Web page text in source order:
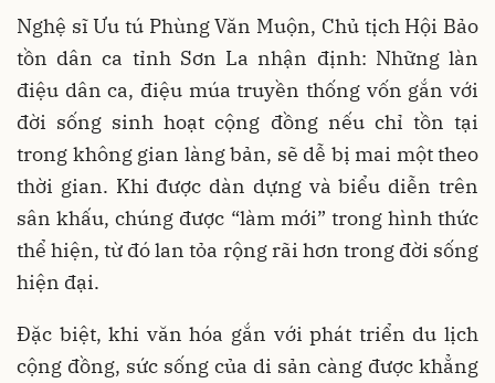
Nghệ sĩ Ưu tú Phùng Văn Muộn, Chủ tịch Hội Bảo
tồn dân ca tỉnh Sơn La nhận định: Những làn
điệu dân ca, điệu múa truyền thống vốn gắn với
đời sống sinh hoạt cộng đồng nếu chỉ tồn tại
trong không gian làng bản, sẽ dễ bị mai một theo
thời gian. Khi được dàn dựng và biểu diễn trên
sân khấu, chúng được “làm mới” trong hình thức
thể hiện, từ đó lan tỏa rộng rãi hơn trong đời sống
hiện đại.
Đặc biệt, khi văn hóa gắn với phát triển du lịch
cộng đồng, sức sống của di sản càng được khẳng